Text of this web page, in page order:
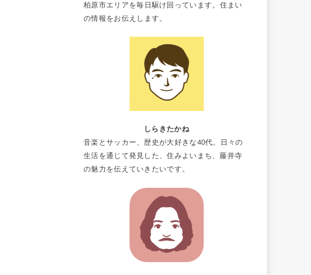
柏原市エリアを毎日駆け回っています。住まい
の情報をお伝えします。
しらきたかね
音楽とサッカー、歴史が大好きな40代。日々の
生活を通じて発見した、住みよいまち、藤井寺
の魅力を伝えていきたいです。